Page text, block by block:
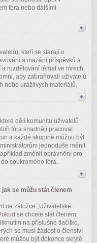
fóra nebo dalšími
kteří se starají o
a mazání příspěvků a
rozdělování témat ve fórech,
aby zabraňovali uživatelů
nebo urážlivých materiálů.
dělí komunitu uživatelů
fóra snadněji pracovat.
a každé skupině můžou být
jednoduše měnit
změnit oprávnění pro
soukromého fóra.
se můžu stát členem
na záložce „Uživatelské
se chcete stát členem
na příslušné tlačítko.
se musí žádost o členství
můžou být dokonce skryté.